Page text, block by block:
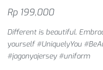
Rp 199,000
Different is beautiful.
yourself #UniquelyYou
#jagonyajersey #uniform